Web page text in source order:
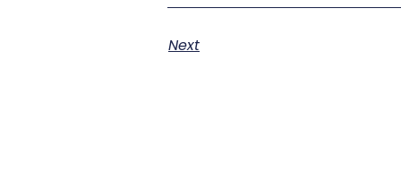
Next